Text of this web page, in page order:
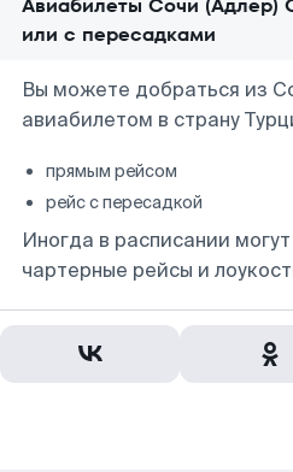
или с пересадками
Вы можете добраться из
авиабилетом в страну
прямым рейсом
рейс с пересадкой
Иногда в расписании
чартерные рейсы и